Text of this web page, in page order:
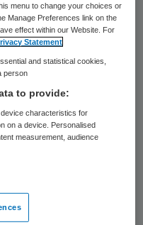
van de
jaren zijn
waren ook jaren
Dat heeft te
die rond
werd gepakt,
gevonden dat
zien is, zijn de
menu to change your choices or
Manage Preferences link on the
effect within our Website. For
Statement
and statistical cookies,
person
to provide:
characteristics for
on a device. Personalised
measurement, audience